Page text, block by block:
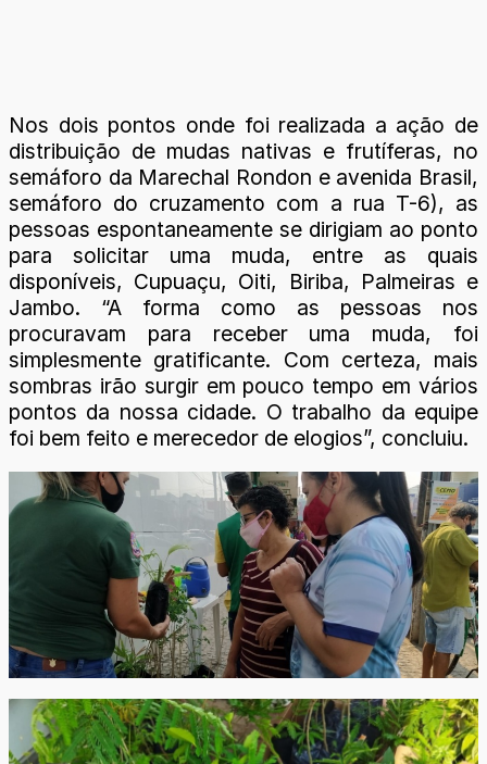
Nos dois pontos onde foi realizada a ação de
distribuição de mudas nativas e frutíferas, no
semáforo da Marechal Rondon e avenida Brasil,
semáforo do cruzamento com a rua T-6), as
pessoas espontaneamente se dirigiam ao ponto
para solicitar uma muda, entre as quais
disponíveis, Cupuaçu, Oiti, Biriba, Palmeiras e
Jambo. “A forma como as pessoas nos
procuravam para receber uma muda, foi
simplesmente gratificante. Com certeza, mais
sombras irão surgir em pouco tempo em vários
pontos da nossa cidade. O trabalho da equipe
foi bem feito e merecedor de elogios”, concluiu.